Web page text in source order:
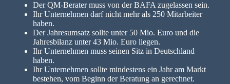
Der QM-Berater muss von der BAFA zugelassen sein.
Ihr Unternehmen darf nicht mehr als 250 Mitarbeiter
haben.
Der Jahresumsatz sollte unter 50 Mio. Euro und die
Jahresbilanz unter 43 Mio. Euro liegen.
Ihr Unternehmen muss seinen Sitz in Deutschland
haben.
Ihr Unternehmen sollte mindestens ein Jahr am Markt
bestehen, vom Beginn der Beratung an gerechnet.